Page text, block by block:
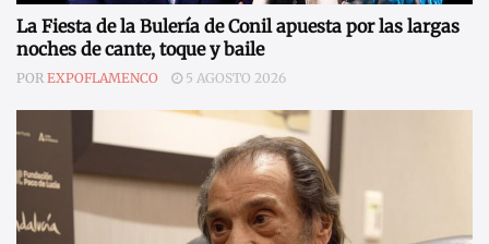
La Fiesta de la Bulería de Conil apuesta por las largas
noches de cante, toque y baile
POR EXPOFLAMENCO 5 AGOSTO 2026